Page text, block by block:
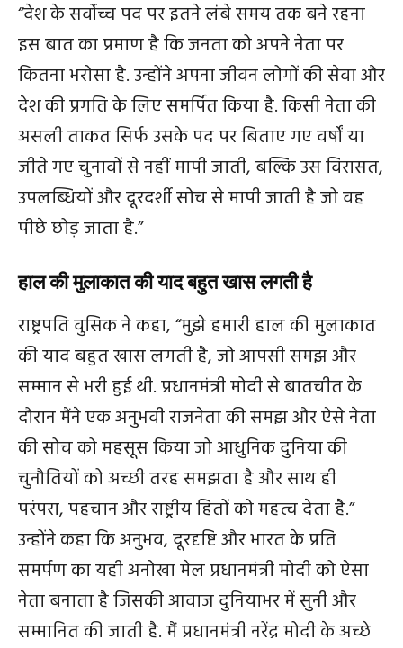
“देश के सर्वोच्च पद पर इतने लंबे समय तक बने रहना
इस बात का प्रमाण है कि जनता को अपने नेता पर
कितना भरोसा है. उन्होंने अपना जीवन लोगों की सेवा और
देश की प्रगति के लिए समर्पित किया है. किसी नेता की
असली ताकत सिर्फ उसके पद पर बिताए गए वर्षों या
जीते गए चुनावों से नहीं मापी जाती, बल्कि उस विरासत,
उपलब्धियों और दूरदर्शी सोच से मापी जाती है जो वह
पीछे छोड़ जाता है.”
हाल की मुलाकात की याद बहुत खास लगती है
राष्ट्रपति वुसिक ने कहा, “मुझे हमारी हाल की मुलाकात
की याद बहुत खास लगती है, जो आपसी समझ और
सम्मान से भरी हुई थी. प्रधानमंत्री मोदी से बातचीत के
दौरान मैंने एक अनुभवी राजनेता की समझ और ऐसे नेता
की सोच को महसूस किया जो आधुनिक दुनिया की
चुनौतियों को अच्छी तरह समझता है और साथ ही
परंपरा, पहचान और राष्ट्रीय हितों को महत्व देता है.”
उन्होंने कहा कि अनुभव, दूरदृष्टि और भारत के प्रति
समर्पण का यही अनोखा मेल प्रधानमंत्री मोदी को ऐसा
नेता बनाता है जिसकी आवाज दुनियाभर में सुनी और
सम्मानित की जाती है. मैं प्रधानमंत्री नरेंद्र मोदी के अच्छे